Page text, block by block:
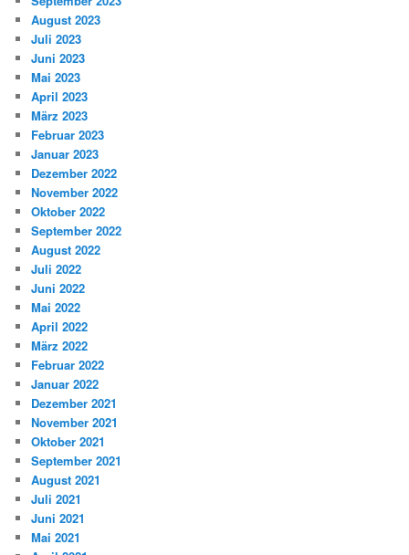
August 2023
Juli 2023
Juni 2023
Mai 2023
April 2023
März 2023
Februar 2023
Januar 2023
Dezember 2022
November 2022
Oktober 2022
September 2022
August 2022
Juli 2022
Juni 2022
Mai 2022
April 2022
März 2022
Februar 2022
Januar 2022
Dezember 2021
November 2021
Oktober 2021
September 2021
August 2021
Juli 2021
Juni 2021
Mai 2021